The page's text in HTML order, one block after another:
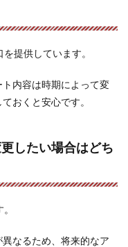
提供しています。
内容は時期によって変
おくと安心です。
したい場合はどち
なるため、将来的なア